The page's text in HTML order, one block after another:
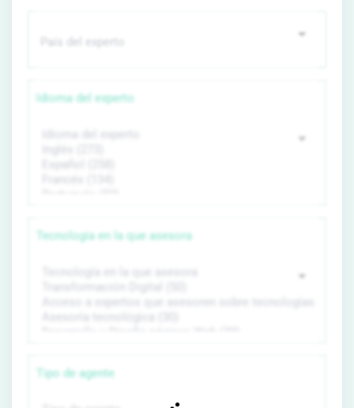
Idioma del experto
Tecnología en la que asesora
Tipo de agente